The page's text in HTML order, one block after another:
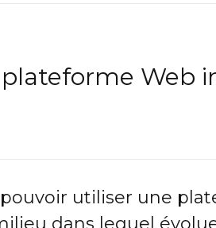
Web
utiliser une